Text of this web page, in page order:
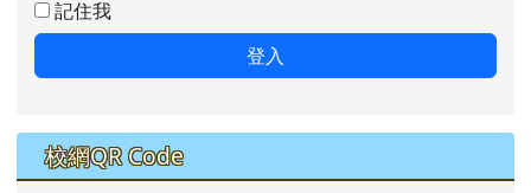
記住我
登入
校網QR Code